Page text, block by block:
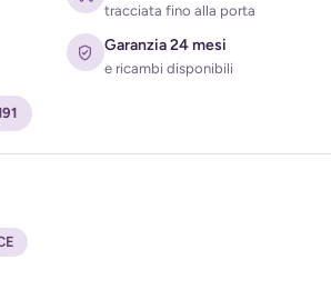
dati per ricevere l'avviso di disponibilità
tracciata fino alla porta
Garanzia 24 mesi
e ricambi disponibili